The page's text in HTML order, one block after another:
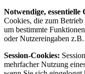
Notwendige, essentielle
Cookies, die zum
um bestimmte
oder Nutzereingaben
Session-Cookies:
mehrfacher Nutzung